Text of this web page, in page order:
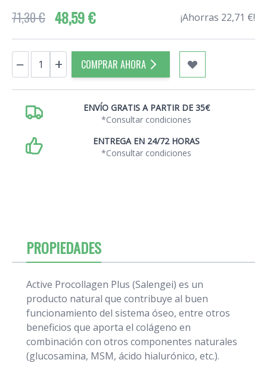
71,30 € 48,59 € ¡Ahorras 22,71 €!
Cantidad
− + COMPRAR AHORA
ENVÍO GRATIS A PARTIR DE 35€
*Consultar condiciones
ENTREGA EN 24/72 HORAS
*Consultar condiciones
PROPIEDADES
Active Procollagen Plus (Salengei) es un
producto natural que contribuye al buen
funcionamiento del sistema óseo, entre otros
beneficios que aporta el colágeno en
combinación con otros componentes naturales
(glucosamina, MSM, ácido hialurónico, etc.).